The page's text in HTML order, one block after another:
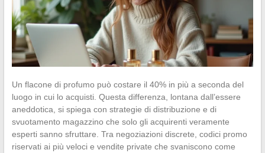
Un flacone di profumo può costare il 40% in più a seconda del
luogo in cui lo acquisti. Questa differenza, lontana dall’essere
aneddotica, si spiega con strategie di distribuzione e di
svuotamento magazzino che solo gli acquirenti veramente
esperti sanno sfruttare. Tra negoziazioni discrete, codici promo
riservati ai più veloci e vendite private che svaniscono come